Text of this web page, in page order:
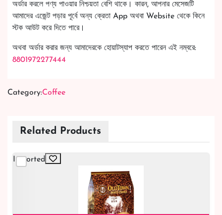
অর্ডার করলে পণ্য পাওয়ার নিশ্চয়তা বেশি থাকে। কারন, আপনার মেসেজটি
আমাদের এজেন্ট পড়ার পূর্বে অন্য ক্রেতা App অথবা Website থেকে কিনে
স্টক আউট করে দিতে পারে।
অথবা অর্ডার করার জন্য আমাদেরকে হোয়াটস্যাপ করতে পারেন এই নম্বরে:
8801972277444
Category:Coffee
Related Products
Imported